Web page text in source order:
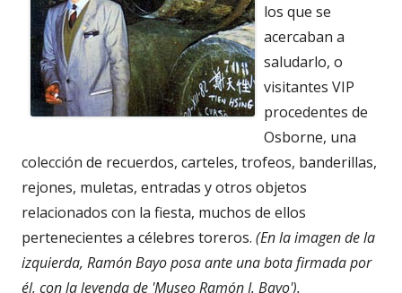
los que se
acercaban a
saludarlo, o
visitantes VIP
procedentes de
Osborne, una
colección de recuerdos, carteles, trofeos, banderillas,
rejones, muletas, entradas y otros objetos
relacionados con la fiesta, muchos de ellos
pertenecientes a célebres toreros. (En la imagen de la
izquierda, Ramón Bayo posa ante una bota firmada por
él, con la leyenda de 'Museo Ramón J. Bayo').